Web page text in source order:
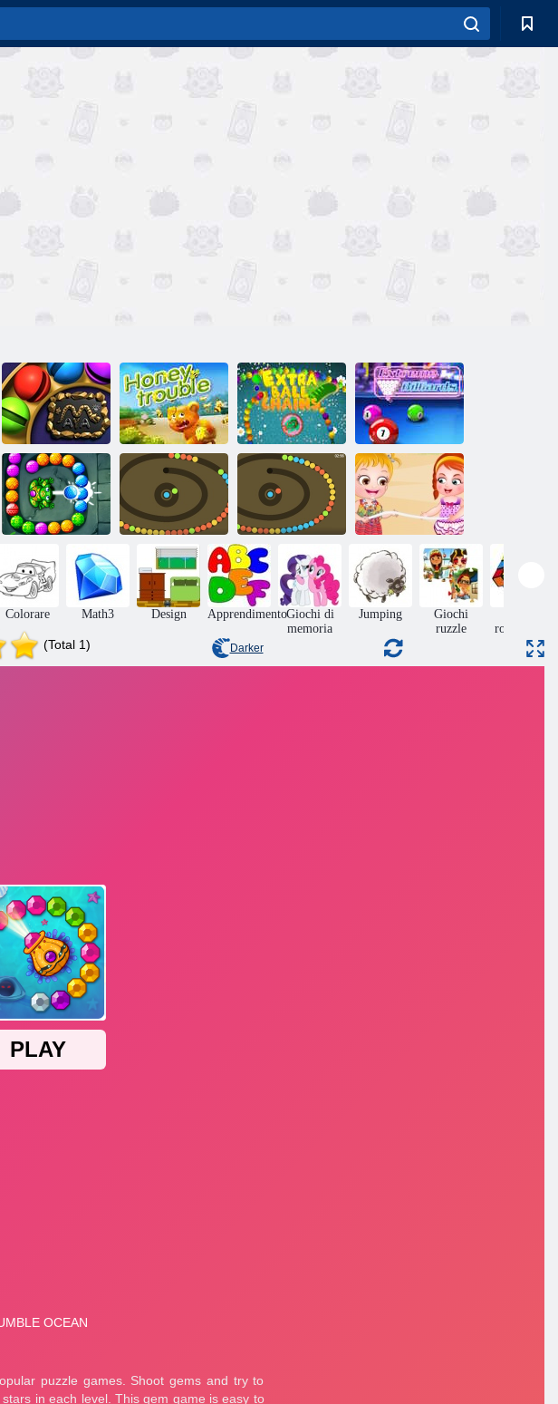
Maya Miele Problemi
Catene a sfere
extra
Biliardo estremo
Zumba Quest Palla di serpente Sparabolle
Baby Hazel
Beach Party
Colorare Math3 Design ApprendimentoGiochi di
memoria
Jumping
Giochi
ruzzle
rompicapo
(Total 1) Darker